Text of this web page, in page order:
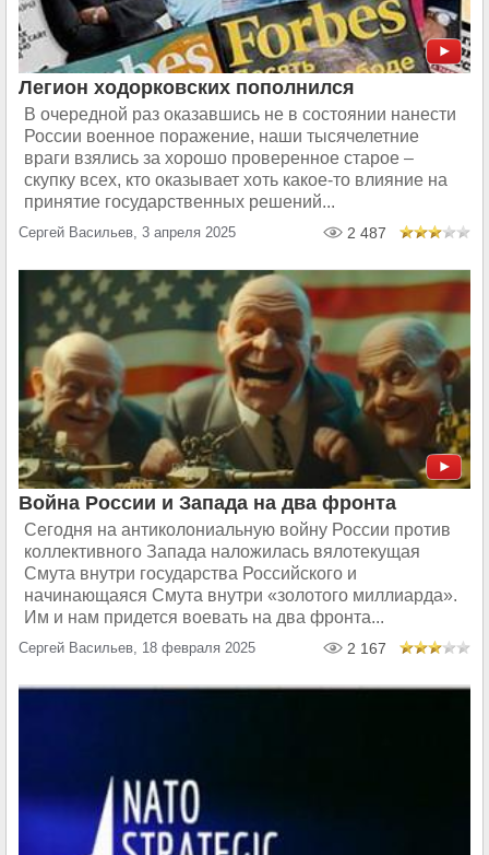
Легион ходорковских пополнился
В очередной раз оказавшись не в состоянии нанести
России военное поражение, наши тысячелетние
враги взялись за хорошо проверенное старое –
скупку всех, кто оказывает хоть какое-то влияние на
принятие государственных решений...
Сергей Васильев, 3 апреля 2025 2 487
Война России и Запада на два фронта
Сегодня на антиколониальную войну России против
коллективного Запада наложилась вялотекущая
Смута внутри государства Российского и
начинающаяся Смута внутри «золотого миллиарда».
Им и нам придется воевать на два фронта...
Сергей Васильев, 18 февраля 2025 2 167